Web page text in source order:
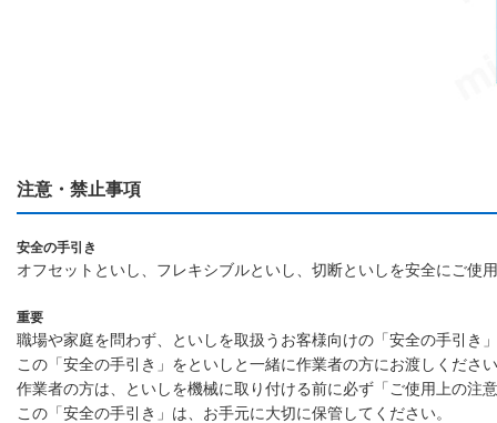
注意・禁止事項
安全の手引き
オフセットといし、フレキシブルといし、切断といしを安全にご使
重要
職場や家庭を問わず、といしを取扱うお客様向けの「安全の手引き
この「安全の手引き」をといしと一緒に作業者の方にお渡しくださ
作業者の方は、といしを機械に取り付ける前に必ず「ご使用上の注
この「安全の手引き」は、お手元に大切に保管してください。